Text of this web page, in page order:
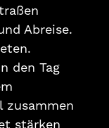
Abreise.
den Tag
zusammen